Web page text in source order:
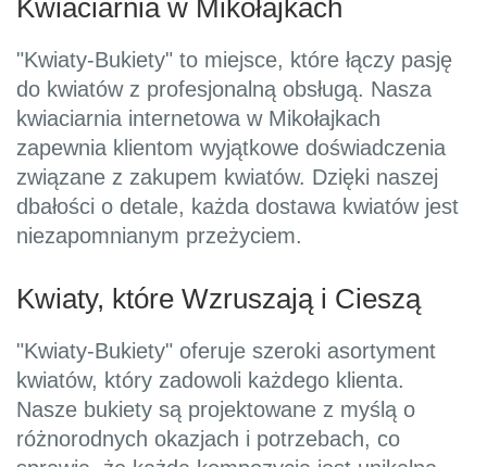
Kwiaciarnia w Mikołajkach
"Kwiaty-Bukiety" to miejsce, które łączy pasję
do kwiatów z profesjonalną obsługą. Nasza
kwiaciarnia internetowa w Mikołajkach
zapewnia klientom wyjątkowe doświadczenia
związane z zakupem kwiatów. Dzięki naszej
dbałości o detale, każda dostawa kwiatów jest
niezapomnianym przeżyciem.
Kwiaty, które Wzruszają i Cieszą
"Kwiaty-Bukiety" oferuje szeroki asortyment
kwiatów, który zadowoli każdego klienta.
Nasze bukiety są projektowane z myślą o
różnorodnych okazjach i potrzebach, co